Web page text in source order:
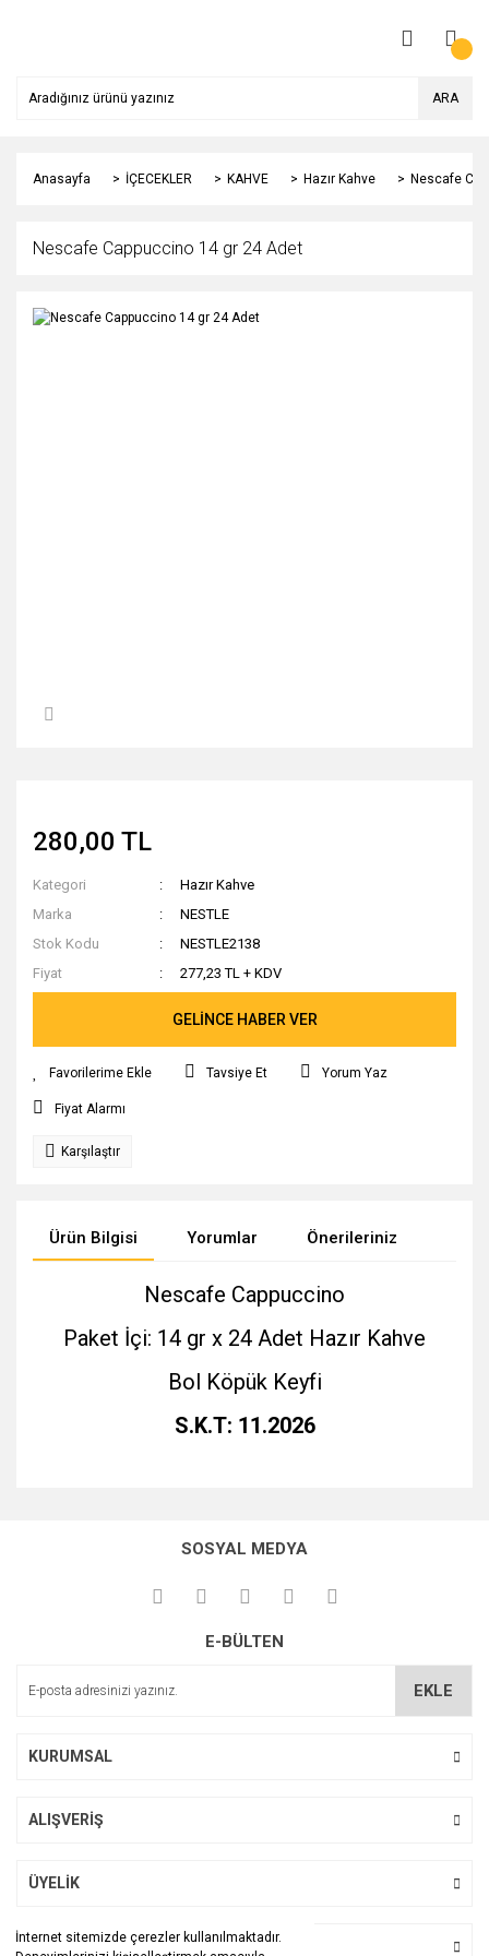
İnternet sitemizde çerezler kullanılmaktadır.
ARA
Anasayfa İÇECEKLER KAHVE Hazır Kahve Nescafe
Nescafe Cappuccino 14 gr 24 Adet
280,00 TL
Kategori
Hazır Kahve
Marka
NESTLE
Stok Kodu
NESTLE2138
Fiyat
277,23 TL + KDV
GELİNCE HABER VER
Tavsiye Et Yorum Yaz
Fiyat Alarmı
Karşılaştır
Ürün Bilgisi Yorumlar Önerileriniz
Nescafe Cappuccino
Paket İçi: 14 gr x 24 Adet Hazır Kahve
Bol Köpük Keyfi
S.K.T: 11.2026
kullanarak tarafımıza iletebilirsiniz.
Görüş ve önerileriniz için teşekkür ederiz.
Ürün açıklamasında eksik bilgiler bulunuyor.
SOSYAL MEDYA
E-BÜLTEN
EKLE
KURUMSAL
ALIŞVERİŞ
ÜYELİK
BİZİ TAKİP EDİN